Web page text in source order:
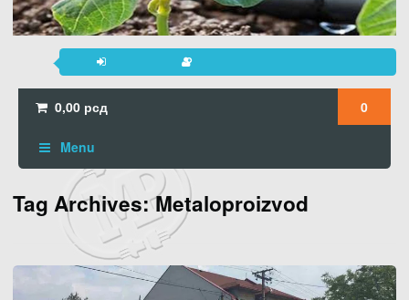
0,00 рсд 0
Menu
Tag Archives: Metaloproizvod